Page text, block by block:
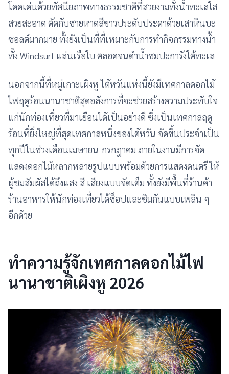
โดดเด่นด้วยทัศนียภาพทางธรรมชาติที่สวยงามทั้งน้ำทะเลใส
สวยสะอาด ตัดกับชายหาดสีขาวประดับประดาด้วยเสาหินบะ
ซอลต์มากมาย ทั้งยังเป็นที่ที่เหมาะกับการทำกิจกรรมทางน้ำ
ทั้ง Windsurf แล่นเรือใบ ตลอดจนดำน้ำชมปะการังใต้ทะเล
นอกจากนี้ที่หมู่เกาะเผิงหู ไต้หวันแห่งนี้ยังมีเทศกาลดอกไม้
ไฟฤดูร้อนนานาชาติสุดอลังการที่จะช่วยสร้างความประทับใจ
แก่นักท่องเที่ยวที่มาเยือนได้เป็นอย่างดี ซึ่งเป็นเทศกาลฤดู
ร้อนที่ยิ่งใหญ่ที่สุดเทศกาลหนึ่งของไต้หวัน จัดขึ้นประจำเป็น
ทุกปีในช่วงเดือนเมษายน-กรกฎาคม ภายในงานมีการจัด
แสดงดอกไม้หลากหลายรูปแบบพร้อมด้วยการแสดงดนตรี ให้
ผู้ชมสัมผัสได้ถึงแสง สี เสียงแบบจัดเต็ม ทั้งยังมีพื้นที่ร้านค้า
ร้านอาหารให้นักท่องเที่ยวได้ช็อปและชิมกันแบบเพลิน ๆ
อีกด้วย
ทำความรู้จักเทศกาลดอกไม้ไฟ
นานาชาติเผิงหู 2026